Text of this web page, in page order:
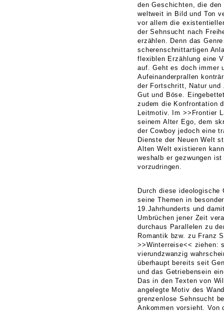
den Geschichten, die
weltweit in Bild und Ton
vor allem die
der Sehnsucht nach
erzählen. Denn das
scherenschnittartigen
flexiblen Erzählung eine
auf. Geht es doch immer
Aufeinanderprallen
der Fortschritt, Natur
Gut und Böse.
zudem die Konfrontation
Leitmotiv. Im >>Frontier
seinem Alter Ego, dem
der Cowboy jedoch eine
Dienste der Neuen Welt
Alten Welt existieren
weshalb er gezwungen
vorzudringen.
Durch diese
seine Themen in
19.Jahrhunderts und
Umbrüchen jener Zeit
durchaus Parallelen zu
Romantik bzw. zu Franz
>>Winterreise<< ziehen:
vierundzwanzig
überhaupt bereits seit
und das Getriebensein
Das in den Texten von
angelegte Motiv des
grenzenlose Sehnsucht
Ankommen vorsieht. Von